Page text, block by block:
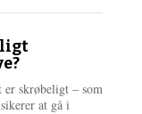
skrøbeligt – som
at gå i